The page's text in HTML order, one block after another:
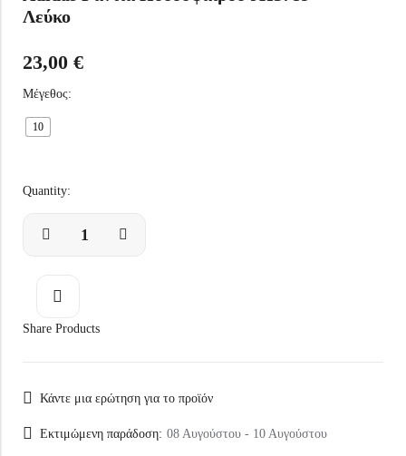
Λεύκο
23,00 €
Μέγεθος:
10
Quantity:
Share Products
Κάντε μια ερώτηση για το προϊόν
Εκτιμώμενη παράδοση: 08 Αυγούστου - 10 Αυγούστου